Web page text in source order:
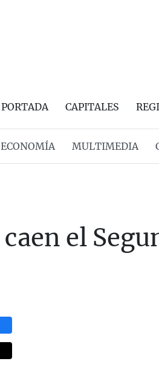
PORTADA CAPITALES
ECONOMÍA MULTIMEDIA
el